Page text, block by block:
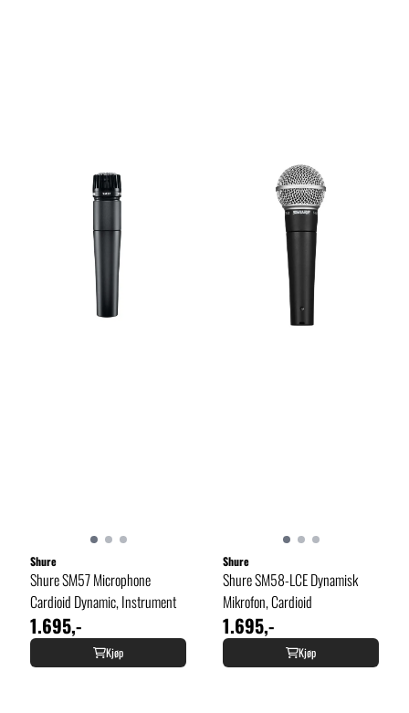
Shure
Shure SM57 Microphone
Cardioid Dynamic, Instrument
1.695,-
Kjøp
Shure
Shure SM58-LCE Dynamisk
Mikrofon, Cardioid
1.695,-
Kjøp